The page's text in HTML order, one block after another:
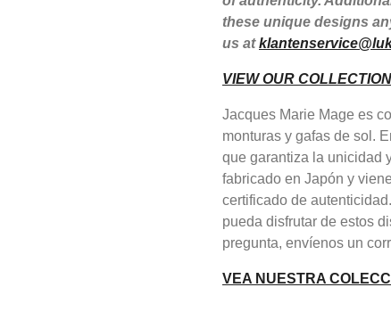
these unique designs
us at
VIEW OUR COLLECTION
Jacques Marie Mage es
monturas y gafas de sol.
que garantiza la unicidad
fabricado en Japón y
certificado de
pueda disfrutar de estos
pregunta, envíenos un
VEA NUESTRA